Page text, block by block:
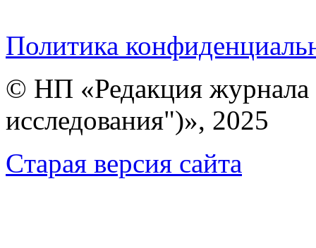
Политика
© НП «Редакция
исследования")», 2025
Cтарая версия сайта